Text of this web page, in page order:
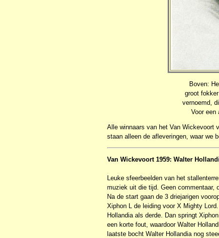
Boven:
groot
vernoemd,
Voor
Alle winnaars van het Van Wickevoort
staan alleen de afleveringen, waar we
Van Wickevoort 1959: Walter
Leuke sfeerbeelden van het
muziek uit die tijd. Geen commentaar,
Na de start gaan de 3 driejarigen
Xiphon L de leiding voor X Mighty
Hollandia als derde. Dan springt
een korte fout, waardoor Walter
laatste bocht Walter Hollandia nog